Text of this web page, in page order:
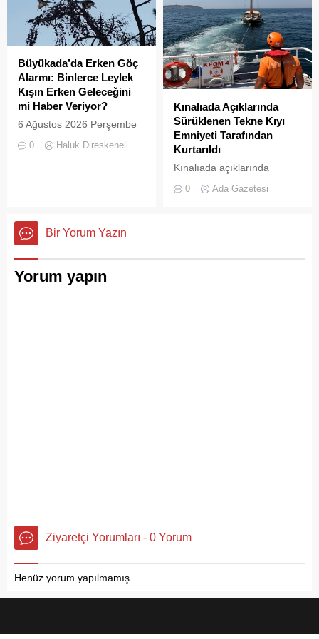
için akın ettiği Heybeliada
Çamlimanı, bugünlerde
eşsiz manzarasıyla değil,
kirliliğiyle gündemde. Bir
vatandaş tarafından...
çevre temizliği konusunda
yaşanan aksaklıklar adeta
pes dedirtti. Adanın tarihi ve
doğal güzellikleriyle süslü
sokaklarından yansıyan son
görüntüler, çevre sağlığı
açısından tehlike çanlarının
çaldığını gösteriyor. Çöpler
Konteynerlere Sığmıyor,...
Büyükada’da Erken Göç
Alarmı: Binlerce Leylek
Kışın Erken Geleceğini
mi Haber Veriyor?
6 Ağustos 2026 Perşembe
14:00 sularında Büyükada
0 Haluk Direskeneli
Kınalıada Açıklarında
Sürüklenen Tekne Kıyı
Emniyeti Tarafından
Kurtarıldı
Kınalıada açıklarında
makine arızası nedeniyle
denizde mahsur kalan bir
0 Ada Gazetesi
Bir Yorum Yazın
Yorum yapın
Ziyaretçi Yorumları - 0 Yorum
Henüz yorum yapılmamış.